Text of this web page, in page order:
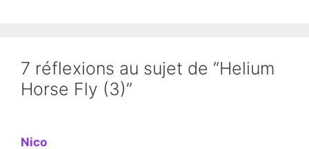
7 réflexions au sujet de “Helium
Horse Fly (3)”
Nico